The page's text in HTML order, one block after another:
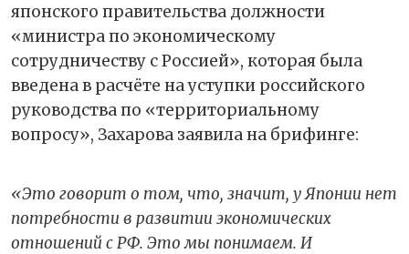
японского правительства должности
«министра по экономическому
сотрудничеству с Россией», которая была
введена в расчёте на уступки российского
руководства по «территориальному
вопросу», Захарова заявила на брифинге:
«Это говорит о том, что, значит, у Японии нет
потребности в развитии экономических
отношений с РФ. Это мы понимаем. И